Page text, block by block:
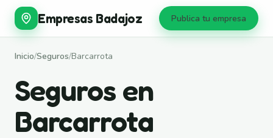
Empresas Badajoz Publica tu empresa
Inicio/Seguros/Barcarrota
Seguros en
Barcarrota